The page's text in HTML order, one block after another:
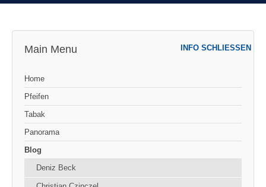
Main Menu
Home
Pfeifen
Tabak
Panorama
Blog
Deniz Beck
INFO SCHLIESSEN